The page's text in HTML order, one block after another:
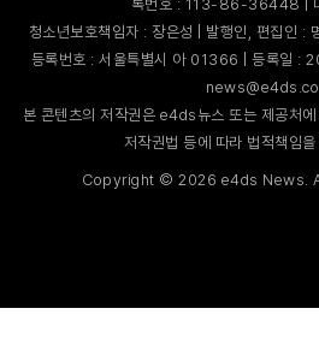
록번호 : 113-86-36448 |
청소년보호책임자 : 장은성 | 발행인, 편집
등록번호 : 서울특별시 아 01366 | 등록일 :
본 콘텐츠의 저작권은 e4ds뉴스 또는 제공처
저작권법 등에 따라 법적책임을
Copyright ©2026 e4ds News.